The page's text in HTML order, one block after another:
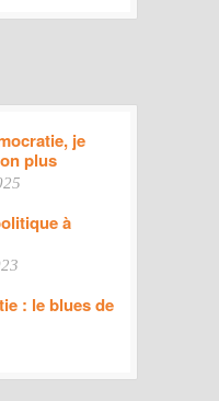
je
plus
à
: le blues de